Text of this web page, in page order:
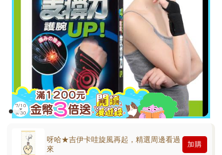
呀哈★吉伊卡哇旋風再起，精選周邊看過
來
加購